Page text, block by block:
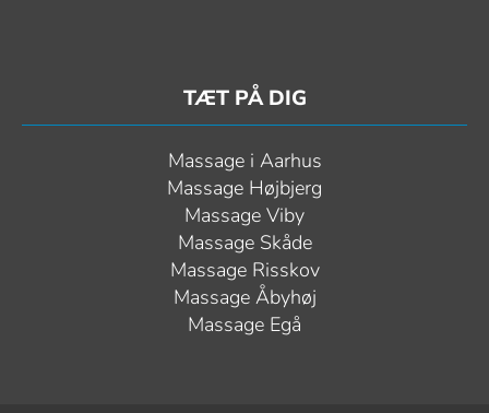
TÆT PÅ DIG
Massage i Aarhus
Massage Højbjerg
Massage Viby
Massage Skåde
Massage Risskov
Massage Åbyhøj
Massage Egå